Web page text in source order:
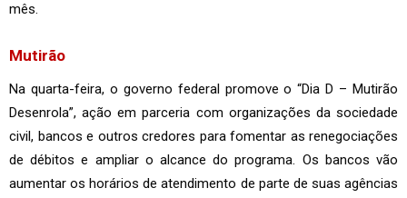
mês.
Mutirão
Na quarta-feira, o governo federal promove o “Dia D – Mutirão
Desenrola”, ação em parceria com organizações da sociedade
civil, bancos e outros credores para fomentar as renegociações
de débitos e ampliar o alcance do programa. Os bancos vão
aumentar os horários de atendimento de parte de suas agências